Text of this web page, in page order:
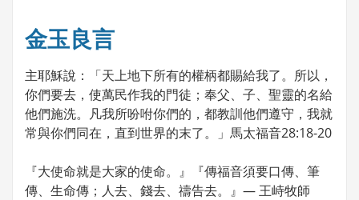
金玉良言
主耶穌說：「天上地下所有的權柄都賜給我了。所以，
你們要去，使萬民作我的門徒；奉父、子、聖靈的名給
他們施洗。凡我所吩咐你們的，都教訓他們遵守，我就
常與你們同在，直到世界的末了。」馬太福音28:18-20
『大使命就是大家的使命。』『傳福音須要口傳、筆
傳、生命傳；人去、錢去、禱告去。』— 王峙牧師